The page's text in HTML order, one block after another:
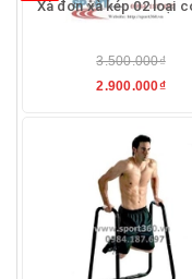
Xà đơn xà kép 02 loại
3.500.000₫
2.900.000₫